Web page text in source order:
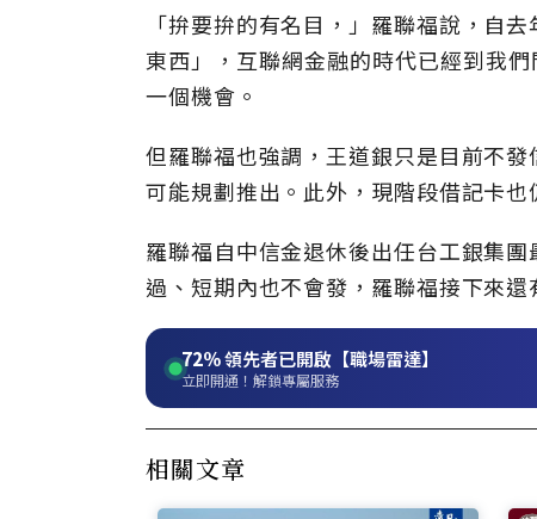
「拚要拚的有名目，」羅聯福說，自
東西」，互聯網金融的時代已經到我
一個機會。
但羅聯福也強調，王道銀只是目前不
可能規劃推出。此外，現階段借記卡
羅聯福自中信金退休後出任台工銀集
過、短期內也不會發，羅聯福接下來
72%領先者已開啟【職場雷達】
立即開通！解鎖專屬服務
相關文章